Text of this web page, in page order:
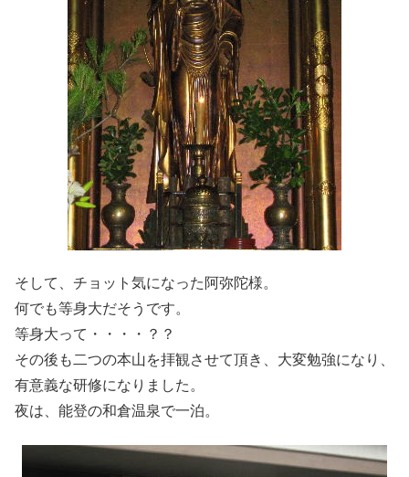
そして、チョット気になった阿弥陀様。
何でも等身大だそうです。
等身大って・・・・？？
その後も二つの本山を拝観させて頂き、大変勉強になり、
有意義な研修になりました。
夜は、能登の和倉温泉で一泊。